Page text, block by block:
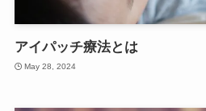
アイパッチ療法とは
May 28, 2024